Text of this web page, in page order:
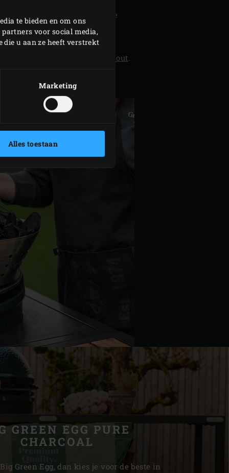
te bieden en om ons
voor social media,
die u aan ze heeft verstrekt
Marketing
Alles toestaan
kleiner) uitstoot ten opzichte
De smaak is heel
bereidingen extra smaak
doen met behulp van
rookhout.
GREEN EGG PURE
CHARCOAL
Green Egg, dan kies je voor de beste in